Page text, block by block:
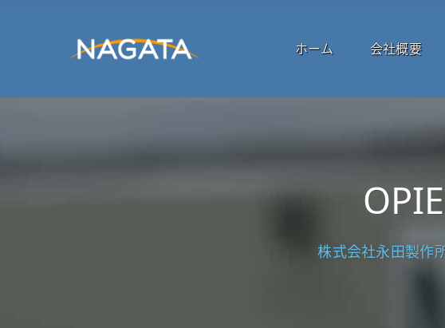
ホーム 会社概要
株式会社永田製作